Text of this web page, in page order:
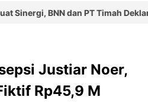
& BudayaBNN dan PT Timah
Justiar Noer,
Rp45,9 M